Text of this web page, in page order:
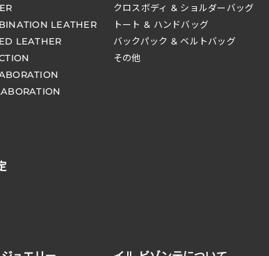
LEATHER
LEATHER
クロスボディ & ショルダーバッグ
トート & ハンドバッグ
バックパック & ベルトバッグ
その他